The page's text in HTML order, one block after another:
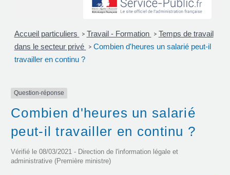
Accueil particuliers > Travail - Formation > Temps de travail
dans le secteur privé > Combien d'heures un salarié peut-il
travailler en continu ?
Question-réponse
Combien d'heures un salarié
peut-il travailler en continu ?
Vérifié le 08/03/2021 - Direction de l'information légale et
administrative (Première ministre)